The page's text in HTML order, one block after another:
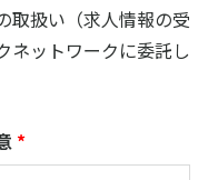
取扱い（求人情報の受
ネットワークに委託し
*